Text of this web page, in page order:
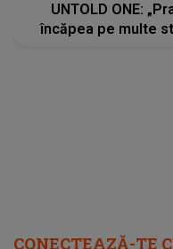
UNTOLD ONE:
încăpea pe multe
CONECTEAZĂ-TE